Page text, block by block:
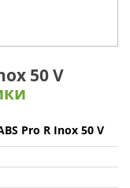
50 V
Pro R Inox 50 V